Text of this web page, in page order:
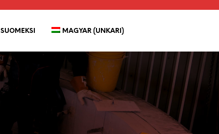
SUOMEKSI MAGYAR (UNKARI )